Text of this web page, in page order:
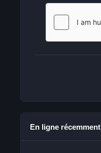
En ligne récemment